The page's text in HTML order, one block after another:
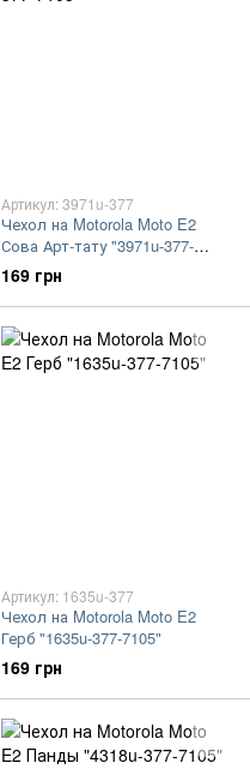
Артикул: 3971u-377
Чехол на Motorola Moto E2
Сова Арт-тату "3971u-377-
7105"
169 грн
Артикул: 1635u-377
Чехол на Motorola Moto E2
Герб "1635u-377-7105"
169 грн